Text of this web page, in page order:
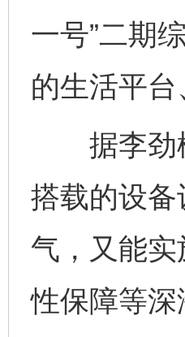
一号”二期
的生活平
据李劲松
搭载的设
气，又能
性保障等